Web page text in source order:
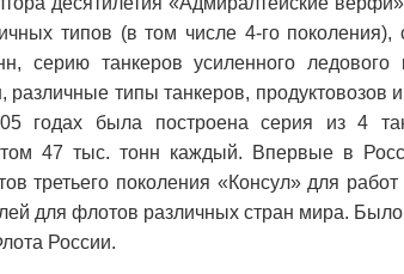
типов (в том числе 4-го
серию танкеров усиленного ледового
различные типы танкеров, продуктовозов
годах была построена серия из 4
47 тыс. тонн каждый. Впервые в
третьего поколения «Консул» для
для флотов различных стран мира. Было
России.